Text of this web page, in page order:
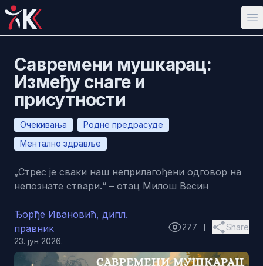
Савремени мушкарац:
Између снаге и
присутности
Очекивања
Родне предрасуде
Ментално здравље
„Стрес је сваки наш неприлагођени одговор на
непознате ствари.“ – отац Милош Весин
Ђорђе Ивановић, дипл.
правник
23. јун 2026.
277 shareShare